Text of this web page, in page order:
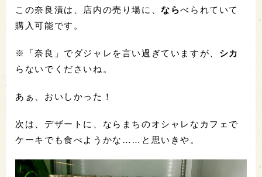
この奈良漬は、店内の売り場に、ならべられていて
購入可能です。
※「奈良」でダジャレを言い過ぎていますが、 シカ
らないでくださいね。
あぁ、おいしかった！
次は、デザートに、ならまちのオシャレなカフェで
ケーキでも食べようかな……と思いきや。